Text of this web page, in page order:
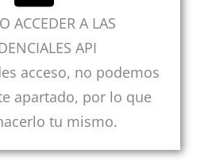
ACCEDER A LAS
API
acceso, no podemos
apartado, por lo que
tu mismo.